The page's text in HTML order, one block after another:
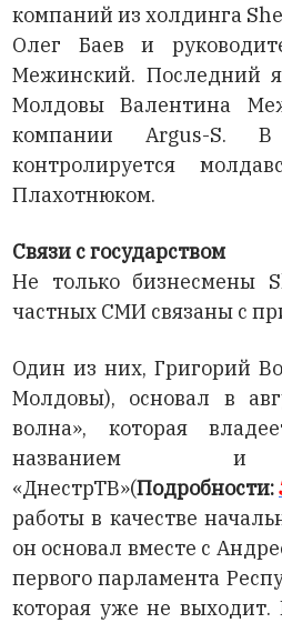
компаний из холдинга
Олег Баев и
Межинский. Последний
Молдовы Валентина
компании Argus-S.
контролируется
Плахотнюком.
Связи с государством
Не только бизнесмены
частных СМИ связаны с
Один из них, Григорий
Молдовы), основал в
волна», которая
названием и
«ДнестрТВ»(Подробности:
работы в качестве
он основал вместе с
первого парламента
которая уже не